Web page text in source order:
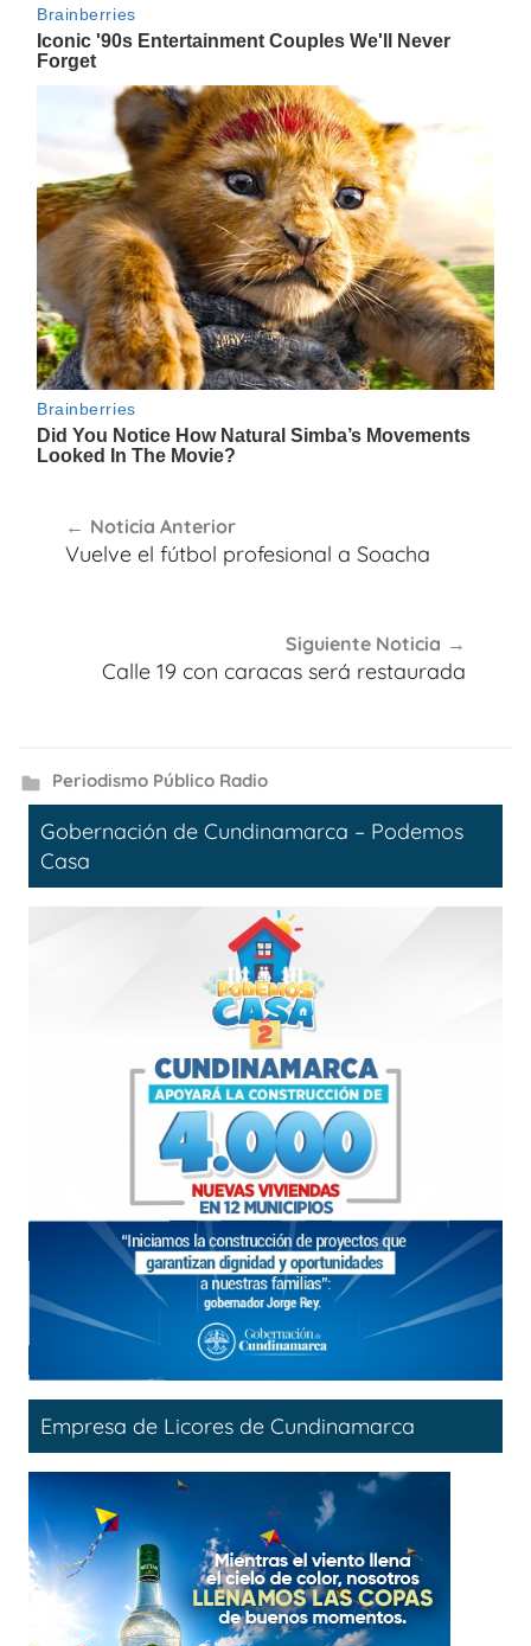
de
Noticia Anterior
Vuelve el fútbol profesional a Soacha
Siguiente Noticia
Calle 19 con caracas será restaurada
Periodismo Público Radio
Gobernación de Cundinamarca – Podemos
Casa
Empresa de Licores de Cundinamarca